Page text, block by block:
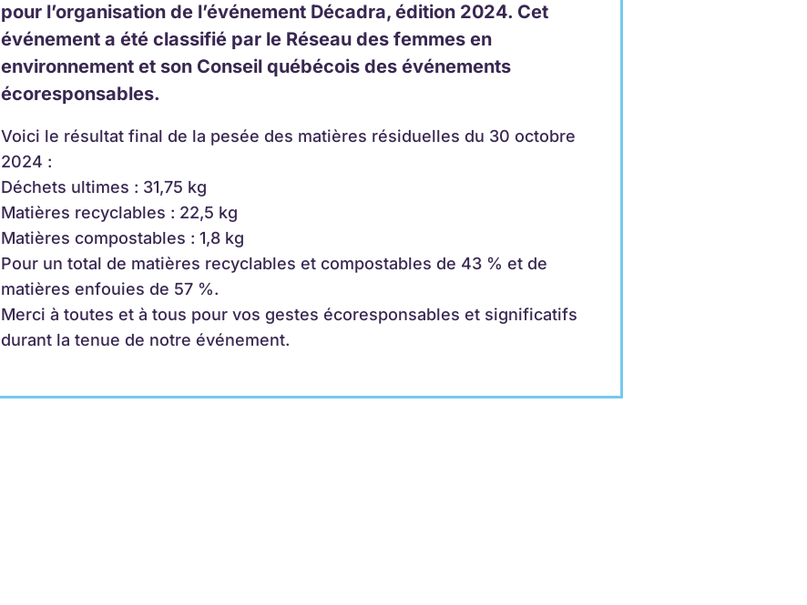
pour l’organisation de l’événement Décadra, édition 2024. Cet
événement a été classifié par le Réseau des femmes en
environnement et son Conseil québécois des événements
écoresponsables.
Voici le résultat final de la pesée des matières résiduelles du 30 octobre
2024 :
Déchets ultimes : 31,75 kg
Matières recyclables : 22,5 kg
Matières compostables : 1,8 kg
Pour un total de matières recyclables et compostables de 43 % et de
matières enfouies de 57 %.
Merci à toutes et à tous pour vos gestes écoresponsables et significatifs
durant la tenue de notre événement.